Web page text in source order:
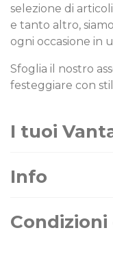
selezione di
e tanto altro,
ogni occasione in
Sfoglia il nostro
festeggiare con
I tuoi
Info